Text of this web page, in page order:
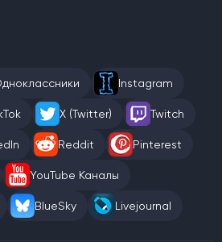
Instagram
X (Twitter) Twitch
Reddit Pinterest
YouTube Каналы
BlueSky Livejournal